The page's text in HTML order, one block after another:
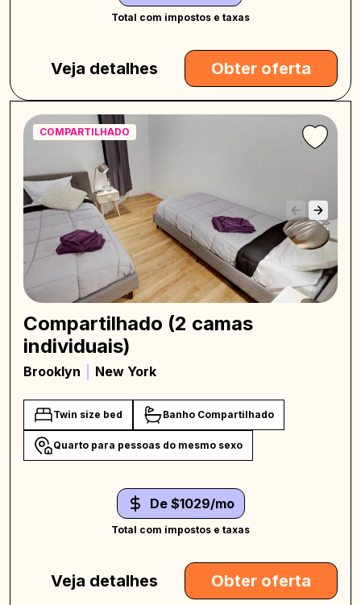
Total com impostos e taxas
Veja detalhes Obter oferta
COMPARTILHADO
Compartilhado (2 camas
individuais)
Brooklyn New York
Twin size bed Banho Compartilhado
Quarto para pessoas do mesmo sexo
De $1029/mo
Total com impostos e taxas
Veja detalhes Obter oferta